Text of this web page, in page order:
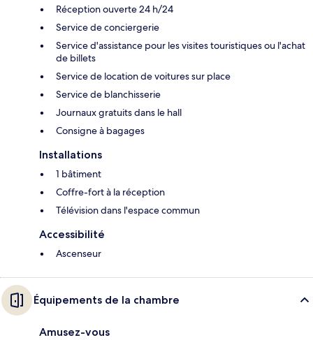
Réception ouverte 24 h/24
Service de conciergerie
Service d'assistance pour les visites touristiques ou l'achat
de billets
Service de location de voitures sur place
Service de blanchisserie
Journaux gratuits dans le hall
Consigne à bagages
Installations
1 bâtiment
Coffre-fort à la réception
Télévision dans l'espace commun
Accessibilité
Ascenseur
Équipements de la chambre
Amusez-vous